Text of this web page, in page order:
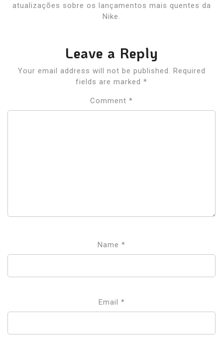
atualizações sobre os lançamentos mais quentes da
Nike.
Leave a Reply
Your email address will not be published.
Required
fields are marked *
Comment *
Name *
Email *